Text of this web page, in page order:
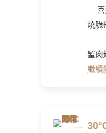
喜
燒
鴻
蟹
繼續